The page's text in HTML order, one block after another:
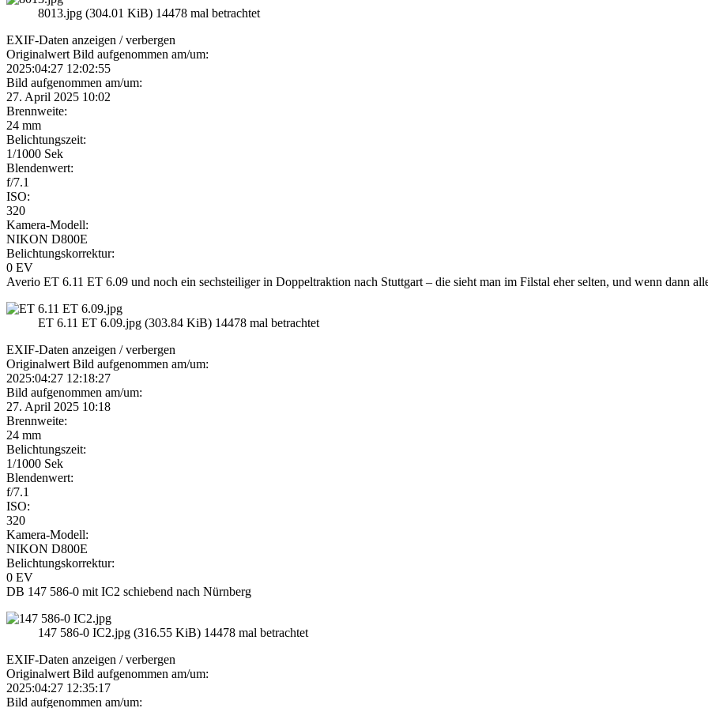
8013.jpg (304.01 KiB) 14478 mal betrachtet
EXIF-Daten anzeigen / verbergen
Originalwert Bild aufgenommen am/um:
2025:04:27 12:02:55
Bild aufgenommen am/um:
27. April 2025 10:02
Brennweite:
24 mm
Belichtungszeit:
1/1000 Sek
Blendenwert:
f/7.1
ISO:
320
Kamera-Modell:
NIKON D800E
Belichtungskorrektur:
0 EV
Averio ET 6.11 ET 6.09 und noch ein sechsteiliger in Doppeltraktion nach Stuttgart – die sieht man im Filstal eher selten, und wenn dann
ET 6.11 ET 6.09.jpg (303.84 KiB) 14478 mal betrachtet
EXIF-Daten anzeigen / verbergen
Originalwert Bild aufgenommen am/um:
2025:04:27 12:18:27
Bild aufgenommen am/um:
27. April 2025 10:18
Brennweite:
24 mm
Belichtungszeit:
1/1000 Sek
Blendenwert:
f/7.1
ISO:
320
Kamera-Modell:
NIKON D800E
Belichtungskorrektur:
0 EV
DB 147 586-0 mit IC2 schiebend nach Nürnberg
147 586-0 IC2.jpg (316.55 KiB) 14478 mal betrachtet
EXIF-Daten anzeigen / verbergen
Originalwert Bild aufgenommen am/um:
2025:04:27 12:35:17
Bild aufgenommen am/um: